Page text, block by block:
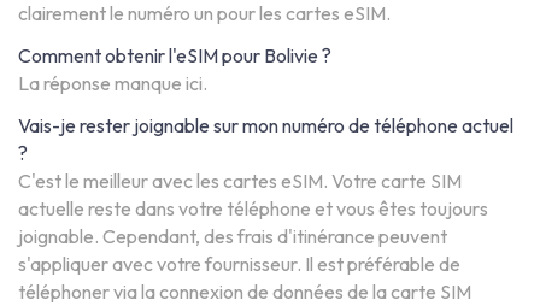
clairement le numéro un pour les cartes eSIM.
Comment obtenir l'eSIM pour Bolivie ?
La réponse manque ici.
Vais-je rester joignable sur mon numéro de téléphone actuel
?
C'est le meilleur avec les cartes eSIM. Votre carte SIM
actuelle reste dans votre téléphone et vous êtes toujours
joignable. Cependant, des frais d'itinérance peuvent
s'appliquer avec votre fournisseur. Il est préférable de
téléphoner via la connexion de données de la carte SIM